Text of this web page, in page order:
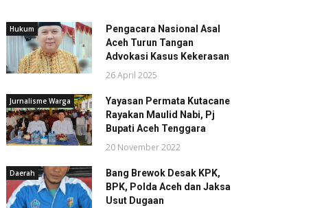
Hukum
Pengacara Nasional Asal
Aceh Turun Tangan
Advokasi Kasus Kekerasan
26 April 2025
Jurnalisme Warga
Yayasan Permata Kutacane
Rayakan Maulid Nabi, Pj
Bupati Aceh Tenggara
20 November 2022
Daerah
Bang Brewok Desak KPK,
BPK, Polda Aceh dan Jaksa
Usut Dugaan